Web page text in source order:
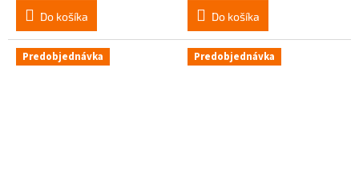
Do košíka Do košíka
Predobjednávka Predobjednávka